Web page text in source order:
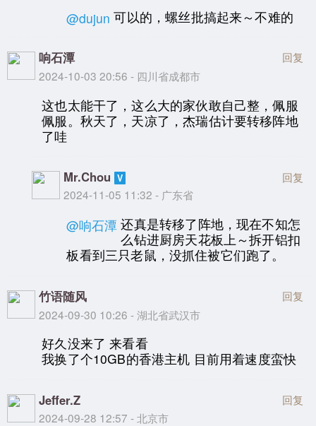
@dujun 可以的，螺丝批搞起来～不难的
响石潭
2024-10-03 20:56 - 四川省成都市
回复
这也太能干了，这么大的家伙敢自己整，佩服
佩服。秋天了，天凉了，杰瑞估计要转移阵地
了哇
Mr.Chou
2024-11-05 11:32 - 广东省
回复
@响石潭 还真是转移了阵地，现在不知怎
么钻进厨房天花板上～拆开铝扣
板看到三只老鼠，没抓住被它们跑了。
竹语随风
2024-09-30 10:26 - 湖北省武汉市
回复
好久没来了 来看看
我换了个10GB的香港主机 目前用着速度蛮快
Jeffer.Z
2024-09-28 12:57 - 北京市
回复